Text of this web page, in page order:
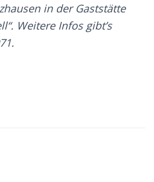
in der Gaststätte
Weitere Infos gibt’s